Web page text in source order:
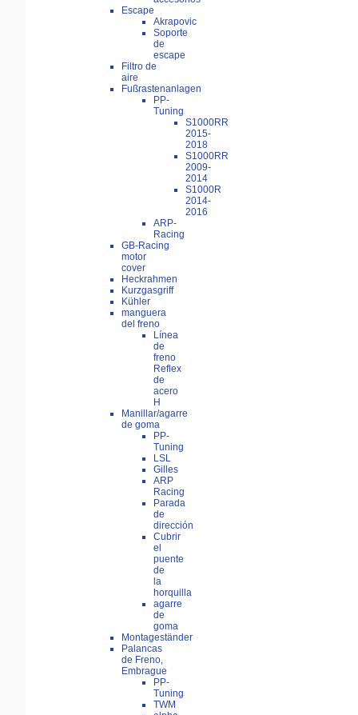
Escape
Akrapovic
Soporte
de
escape
Filtro de
aire
Fußrastenanlagen
PP-
Tuning
S1000RR
2015-
2018
S1000RR
2009-
2014
S1000R
2014-
2016
ARP-
Racing
GB-Racing
motor
cover
Heckrahmen
Kurzgasgriff
Kühler
manguera
del freno
Línea
de
freno
Reflex
de
acero
H
Manillar/agarre
de goma
PP-
Tuning
LSL
Gilles
ARP
Racing
Parada
de
dirección
Cubrir
el
puente
de
la
horquilla
agarre
de
goma
Montageständer
Palancas
de Freno,
Embrague
PP-
Tuning
TWM